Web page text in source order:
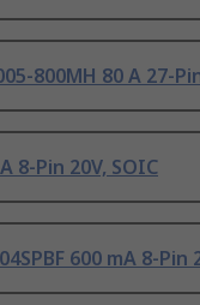
800MH 80 A 27-
8-Pin 20V, SOIC
600 mA 8-Pin